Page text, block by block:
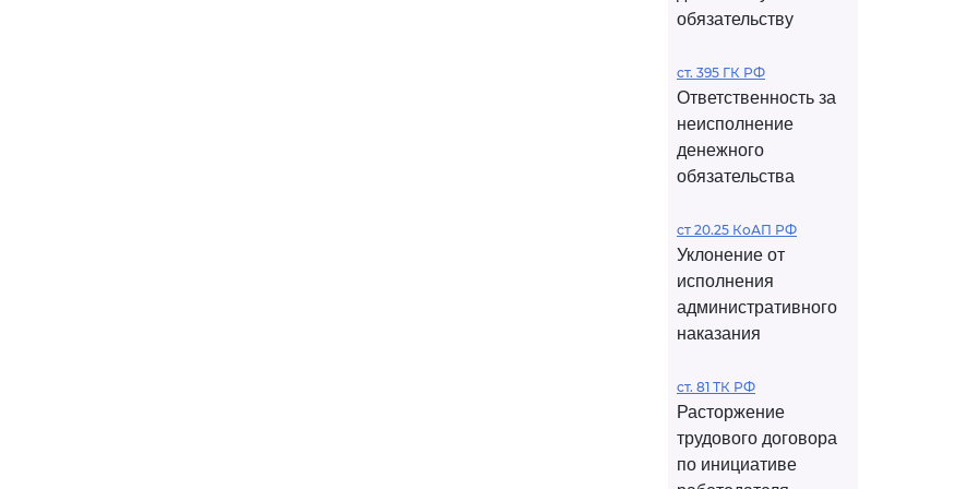
обязательству
ст. 395 ГК РФ
Ответственность за
неисполнение
денежного
обязательства
ст 20.25 КоАП РФ
Уклонение от
исполнения
административного
наказания
ст. 81 ТК РФ
Расторжение
трудового договора
по инициативе